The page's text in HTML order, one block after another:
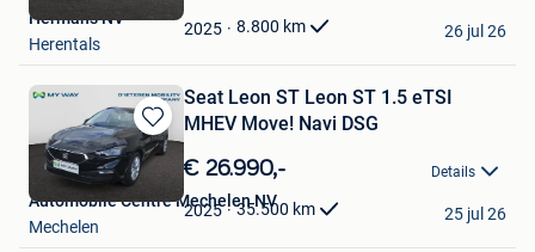
Favorieten2025 8.800 km
Hermans NV
Herentals
26 jul 26
Bewaren
in
Mijn
Favorieten
Seat Leon ST Leon ST 1.5 eTSI
MHEV Move! Navi DSG
€ 26.990,- Details
2025 35.500 km
Automobile Centre Mechelen NV
Mechelen
25 jul 26